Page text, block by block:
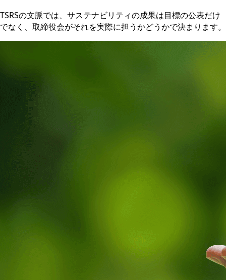
TSRSの文脈では、サステナビリティの成果は目標の公表だけ
でなく、取締役会がそれを実際に担うかどうかで決まります。